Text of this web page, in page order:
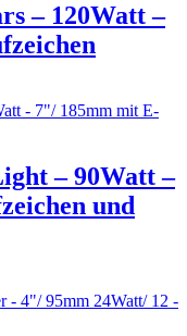
– 120Watt –
– 90Watt –
und